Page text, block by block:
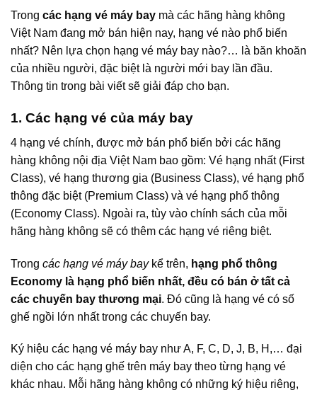
Trong các hạng vé máy bay mà các hãng hàng không
Việt Nam đang mở bán hiện nay, hạng vé nào phổ biến
nhất? Nên lựa chọn hạng vé máy bay nào?… là băn khoăn
của nhiều người, đặc biệt là người mới bay lần đầu.
Thông tin trong bài viết sẽ giải đáp cho bạn.
1. Các hạng vé của máy bay
4 hạng vé chính, được mở bán phổ biến bởi các hãng
hàng không nội địa Việt Nam bao gồm: Vé hạng nhất (First
Class), vé hạng thương gia (Business Class), vé hạng phổ
thông đặc biệt (Premium Class) và vé hạng phổ thông
(Economy Class). Ngoài ra, tùy vào chính sách của mỗi
hãng hàng không sẽ có thêm các hạng vé riêng biệt.
Trong các hạng vé máy baykể trên, hạng phổ thông
Economy là hạng phổ biến nhất, đều có bán ở tất cả
các chuyến bay thương mại. Đó cũng là hạng vé có số
ghế ngồi lớn nhất trong các chuyến bay.
Ký hiệu các hạng vé máy bay như A, F, C, D, J, B, H,… đại
diện cho các hạng ghế trên máy bay theo từng hạng vé
khác nhau. Mỗi hãng hàng không có những ký hiệu riêng,